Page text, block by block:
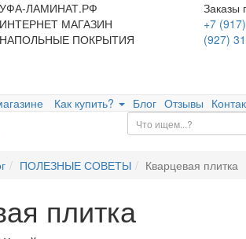
УФА-ЛАМИНАТ.РФ
ИНТЕРНЕТ МАГАЗИН
НАПОЛЬНЫЕ ПОКРЫТИЯ
Заказы
+7
(927)
Как купить? Блог Отзывы
ПОЛЕЗНЫЕ СОВЕТЫ Кварцевая плитка
плитка